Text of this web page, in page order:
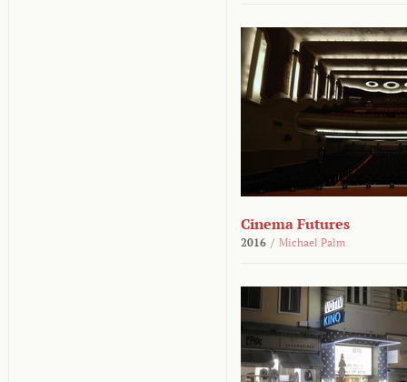
Cinema Futures
2016 / Michael Palm